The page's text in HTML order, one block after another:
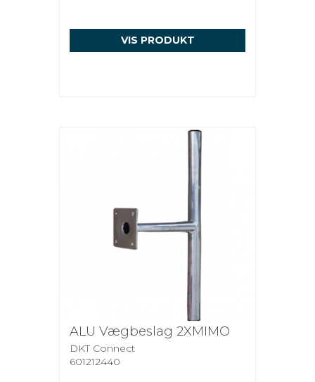
VIS PRODUKT
ALU Vægbeslag 2XMIMO
DKT Connect
601212440